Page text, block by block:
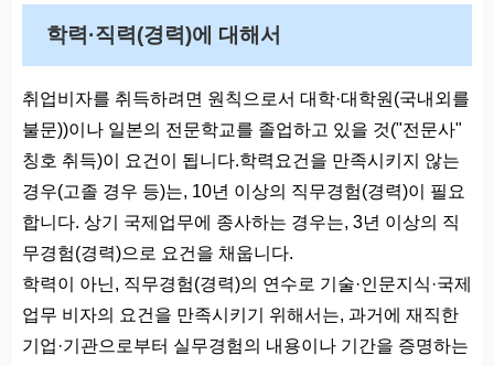
학력·직력(경력)에 대해서
취업비자를 취득하려면 원칙으로서 대학·대학원(국내외를
불문))이나 일본의 전문학교를 졸업하고 있을 것("전문사"
칭호 취득)이 요건이 됩니다.학력요건을 만족시키지 않는
경우(고졸 경우 등)는, 10년 이상의 직무경험(경력)이 필요
합니다. 상기 국제업무에 종사하는 경우는, 3년 이상의 직
무경험(경력)으로 요건을 채웁니다.
학력이 아닌, 직무경험(경력)의 연수로 기술·인문지식·국제
업무 비자의 요건을 만족시키기 위해서는, 과거에 재직한
기업·기관으로부터 실무경험의 내용이나 기간을 증명하는